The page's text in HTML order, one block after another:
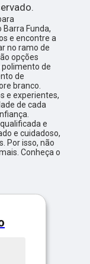
Funda,
e encontre a
no ramo de
opções
de
de
branco.
e experientes,
de cada
e
e cuidadoso,
Por isso, não
Conheça o